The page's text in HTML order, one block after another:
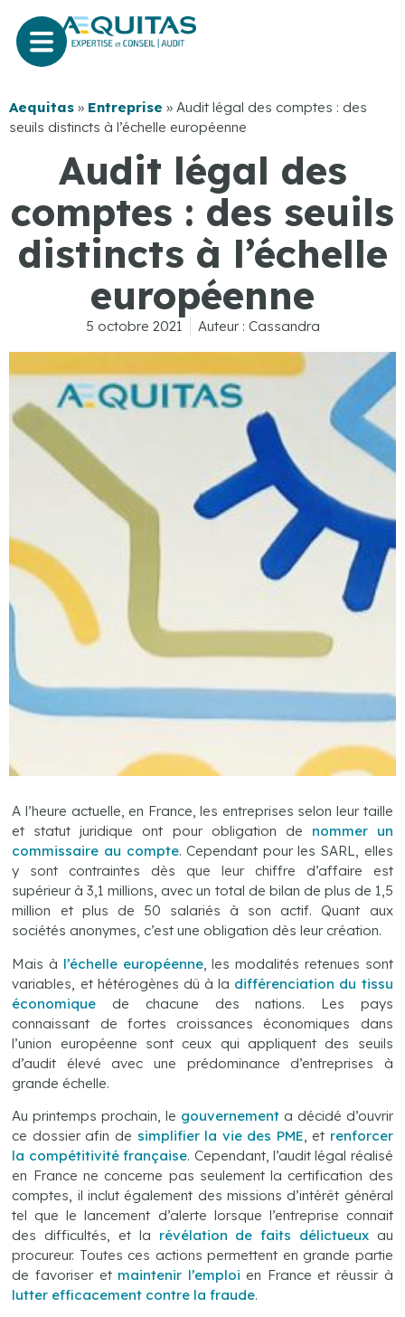
Aequitas » Entreprise » Audit légal des comptes : des
seuils distincts à l’échelle européenne
Audit légal des
comptes : des seuils
distincts à l’échelle
européenne
5 octobre 2021 Auteur : Cassandra
A l’heure actuelle, en France, les entreprises selon leur taille
et statut juridique ont pour obligation de nommer un
commissaire au compte. Cependant pour les SARL, elles
y sont contraintes dès que leur chiffre d’affaire est
supérieur à 3,1 millions, avec un total de bilan de plus de 1,5
million et plus de 50 salariés à son actif. Quant aux
sociétés anonymes, c’est une obligation dès leur création.
Mais à l’échelle européenne, les modalités retenues sont
variables, et hétérogènes dû à la différenciation du tissu
économique
de chacune des nations. Les pays
connaissant de fortes croissances économiques dans
l’union européenne sont ceux qui appliquent des seuils
d’audit élevé avec une prédominance d’entreprises à
grande échelle.
Au printemps prochain, le gouvernementa décidé d’ouvrir
ce dossier afin de simplifier la vie des PME, et renforcer
la compétitivité française. Cependant, l’audit légal réalisé
en France ne concerne pas seulement la certification des
comptes, il inclut également des missions d’intérêt général
tel que le lancement d’alerte lorsque l’entreprise connait
des difficultés, et la révélation de faits délictueux au
procureur. Toutes ces actions permettent en grande partie
de favoriser et maintenir l’emploi en France et réussir à
lutter efficacement contre la fraude.